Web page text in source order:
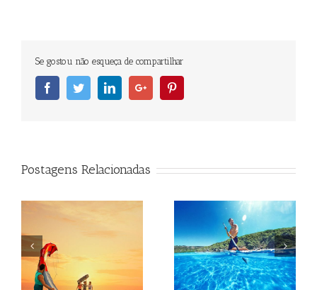
Se gostou não esqueça de compartilhar
FacebookTwitterLinkedinGoogleplus
Postagens Relacionadas
Beagle Beagle